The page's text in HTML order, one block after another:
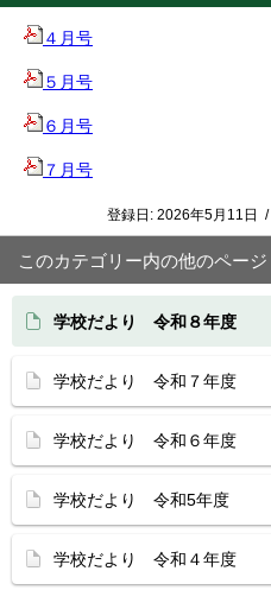
４月号
５月号
６月号
７月号
登録日: 2026年5月11日 /
このカテゴリー内の他のページ
学校だより 令和８年度
学校だより 令和７年度
学校だより 令和６年度
学校だより 令和5年度
学校だより 令和４年度